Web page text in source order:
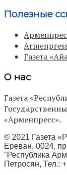
Полезные
Газета
О нас
Газета
«Арменпресс».
© 2021 Газета
Ереван, 0024,
"Республика
Петросян, Тел.: